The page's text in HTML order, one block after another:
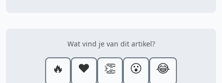
Wat vind je van dit artikel?
🔥 ❤️ 👏 😮 😂